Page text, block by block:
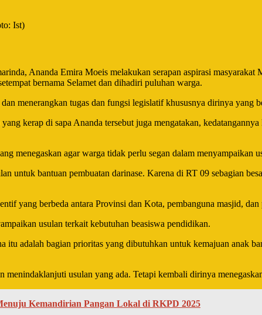
Ist)
Ananda Emira Moeis melakukan serapan aspirasi
bernama Selamet dan dihadiri puluhan warga.
menerangkan tugas dan fungsi legislatif khususnya dirinya
kerap di sapa Ananda tersebut juga mengatakan,
menegaskan agar warga tidak perlu segan dalam menyampaikan
untuk bantuan pembuatan darinase. Karena di RT 09 sebagian
yang berbeda antara Provinsi dan Kota, pembanguna masjid,
usulan terkait kebutuhan beasiswa pendidikan.
adalah bagian prioritas yang dibutuhkan untuk kemajuan anak
menindaklanjuti usulan yang ada. Tetapi kembali dirinya
Kemandirian Pangan Lokal di RKPD 2025